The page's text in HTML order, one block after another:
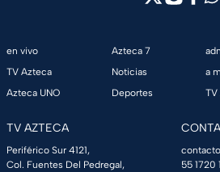
en vivo
TV Azteca
Azteca UNO
Azteca 7
Noticias
Deportes
a
TV
TV AZTECA
Periférico Sur 4121,
Col. Fuentes Del Pedregal,
55 1720